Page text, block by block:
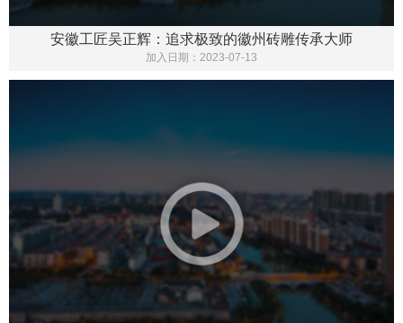
安徽工匠吴正辉：追求极致的徽州砖雕传承大师
加入日期： 2023-07-13